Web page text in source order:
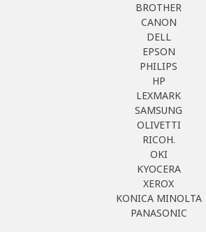
BROTHER
CANON
DELL
EPSON
PHILIPS
HP
LEXMARK
SAMSUNG
OLIVETTI
RICOH.
OKI
KYOCERA
XEROX
KONICA MINOLTA
PANASONIC